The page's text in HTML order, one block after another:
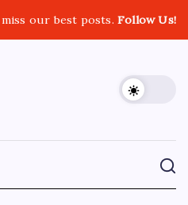
our best posts. Follow Us!